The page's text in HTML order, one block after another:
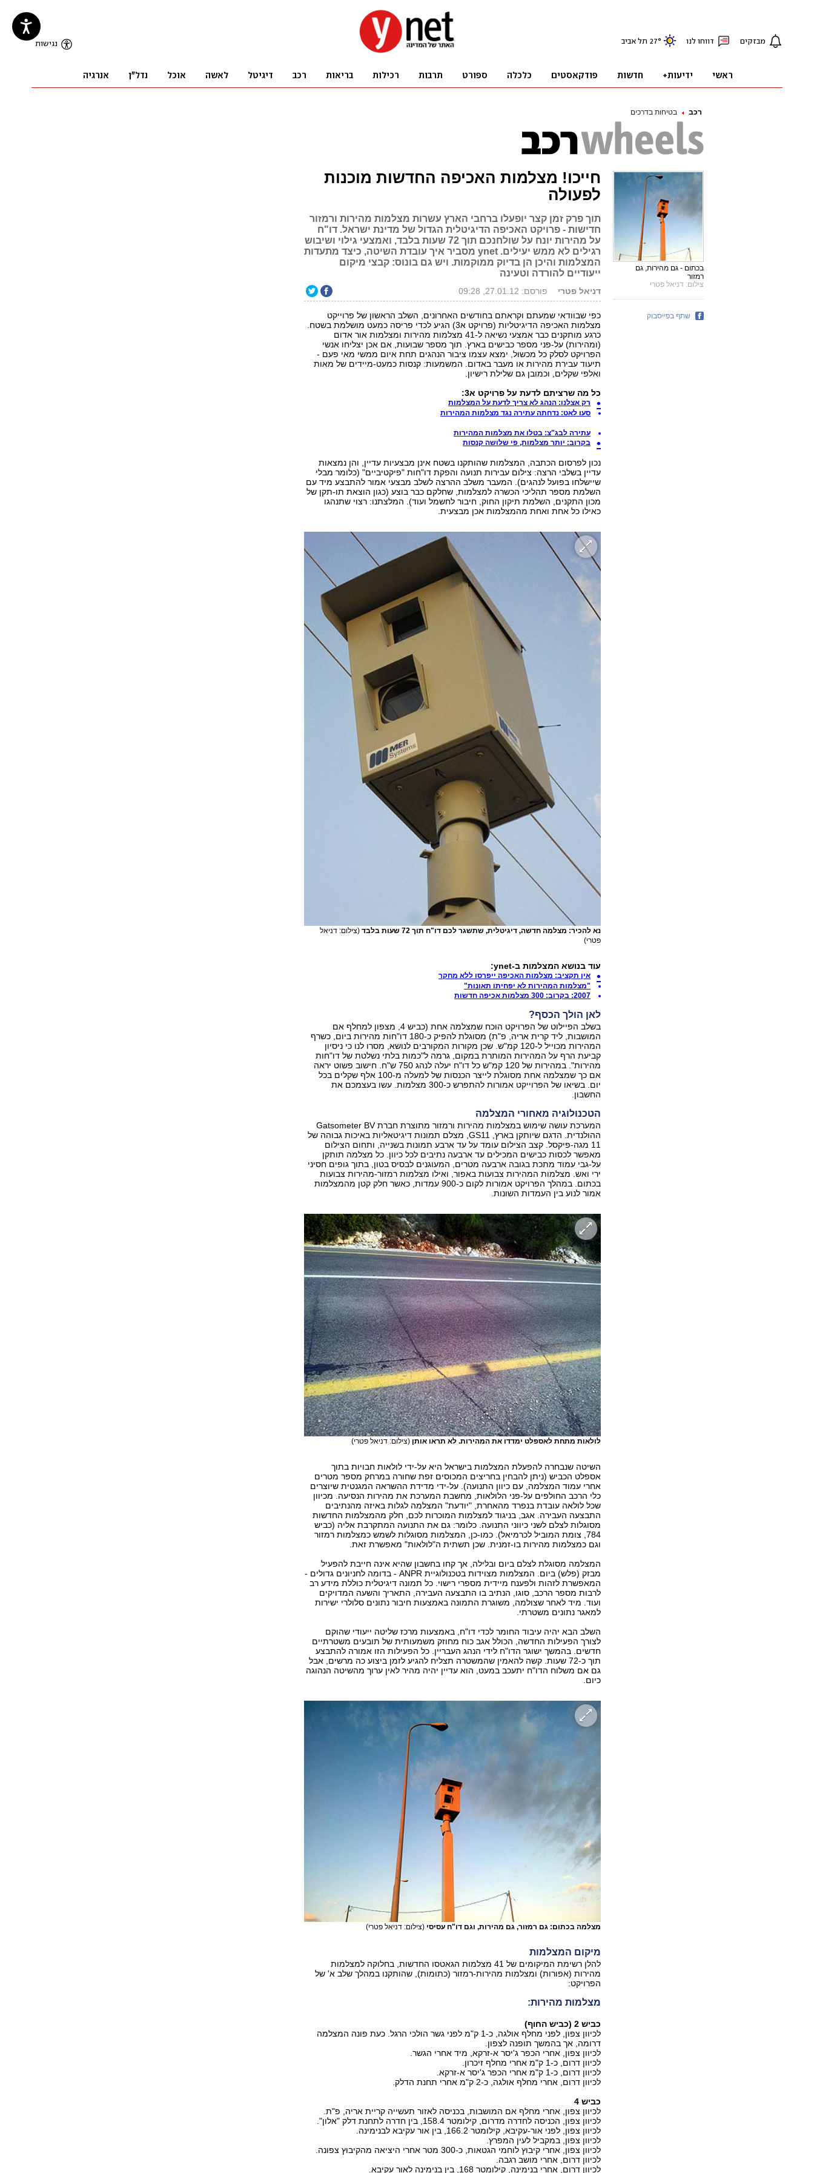
רכב בטיחות בדרכים
חייכו! מצלמות האכיפה החדשות מוכנות
לפעולה
תוך פרק זמן קצר יופעלו ברחבי הארץ עשרות מצלמות מהירות ורמזור
חדישות - פרויקט האכיפה הדיגיטלית הגדול של מדינת ישראל. דו"ח
על מהירות יונח על שולחנכם תוך 72 שעות בלבד, ואמצעי גילוי ושיבוש
רגילים לא ממש יעילים. ynet מסביר איך עובדת השיטה, כיצד מתעדות
המצלמות והיכן הן בדיוק ממוקמות. ויש גם בונוס: קבצי מיקום
ייעודיים להורדה וטעינה
דניאל פטרי פורסם: 27.01.12, 09:28
כפי שבוודאי שמעתם וקראתם בחודשים האחרונים, השלב הראשון של פרוייקט
מצלמות האכיפה הדיגיטליות (פרויקט א3) הגיע לכדי פריסה כמעט מושלמת בשטח.
כרגע מותקנים כבר אמצעי נשיאה ל-41 מצלמות מהירות ומצלמות אור אדום
(ומהירות) על-פני מספר כבישים בארץ. תוך מספר שבועות, אם אכן יצליחו אנשי
הפרויקט לסלק כל מכשול, ימצא עצמו ציבור הנהגים תחת איום ממשי מאי פעם -
תיעוד עבירת מהירות או מעבר באדום. המשמעות: קנסות כמעט-מיידים של מאות
ואלפי שקלים, וכמובן גם שלילת רישיון.
כל מה שרציתם לדעת על פרויקט א3:
רק אצלנו: הנהג לא צריך לדעת על המצלמות
סעו לאט: נדחתה עתירה נגד מצלמות המהירות
עתירה לבג"צ: בטלו את מצלמות המהירות
בקרוב: יותר מצלמות, פי שלושה קנסות
נכון לפרסום הכתבה, המצלמות שהותקנו בשטח אינן מבצעיות עדיין, והן נמצאות
עדיין בשלבי הרצה: צילום עבירות תנועה והפקת דו"חות "פיקטיביים" (כלומר מבלי
שיישלחו בפועל לנהגים). המעבר משלב ההרצה לשלב מבצעי אמור להתבצע מיד עם
השלמת מספר תהליכי הכשרה למצלמות, שחלקם כבר בוצע (כגון הוצאת תו-תקן של
מכון התקנים, השלמת תיקון החוק, חיבור לחשמל ועוד). המלצתנו: רצוי שתנהגו
כאילו כל אחת ואחת מהמצלמות אכן מבצעית.
נא להכיר: מצלמה חדשה, דיגיטלית, שתשגר לכם דו"ח תוך 72 שעות בלבד
(צילום: דניאל
פטרי)
עוד בנושא המצלמות ב-ynet:
אין תקציב: מצלמות האכיפה ייפרסו ללא מחקר
"מצלמות המהירות לא יפחיתו תאונות"
2007: בקרוב: 300 מצלמות אכיפה חדשות
לאן הולך הכסף?
בשלב הפיילוט של הפרויקט הוכח שמצלמה אחת (כביש 4, מצפון למחלף אם
המושבות, ליד קרית אריה, פ"ת) מסוגלת להפיק כ-180 דו"חות מהירות ביום, כשרף
המהירות מכוייל ל-120 קמ"ש. שכן מקורות המקורבים לנושא, מסרו לנו כי ניסיון
קביעת הרף על המהירות המותרת במקום, גרמה ל"כמות בלתי נשלטת של דו"חות
מהירות". במהירות של 120 קמ"ש כל דו"ח יעלה לנהג 750 ש"ח. חישוב פשוט יראה
אם כך שמצלמה אחת מסוגלת לייצר הכנסות של למעלה מ-100 אלף שקלים בכל
יום. בשיאו של הפרוייקט אמורות להתפרש כ-300 מצלמות. עשו בעצמכם את
החשבון.
הטכנולוגיה מאחורי המצלמה
המערכת עושה שימוש במצלמות מהירות ורמזור מתוצרת חברת Gatsometer BV
ההולנדית. הדגם שיותקן בארץ, GS11, מצלם תמונות דיגיטאליות באיכות גבוהה של
11 מגה-פיקסל. קצב הצילום עומד על עד ארבע תמונות בשנייה, ותחום הצילום
מאפשר לכסות כבישים המכילים עד ארבעה נתיבים לכל כיוון. כל מצלמה תותקן
על-גבי עמוד מתכת בגובה ארבעה מטרים, המעוגנים לבסיס בטון, בתוך גופים חסיני
ירי ואש. מצלמות המהירות צבועות באפור, ואילו מצלמות רמזור-מהירות צבועות
בכתום. במהלך הפרויקט אמורות לקום כ-900 עמדות, כאשר חלק קטן מהמצלמות
אמור לנוע בין העמדות השונות.
לולאות מתחת לאספלט ימדדו את המהירות. לא תראו אותן (צילום: דניאל פטרי)
השיטה שנבחרה להפעלת המצלמות בישראל היא על-ידי לולאות חבויות בתוך
אספלט הכביש (ניתן להבחין בחריצים המכוסים זפת שחורה במרחק מספר מטרים
אחרי עמוד המצלמה, עם כיוון התנועה). על-ידי מדידת ההשראה המגנטית שיוצרים
כלי הרכב החולפים על-פני הלולאות, מחשבת המערכת את מהירות הנסיעה. מכיוון
שכל לולאה עובדת בנפרד מהאחרת, "יודעת" המצלמה לגלות באיזה מהנתיבים
התבצעה העבירה. אגב, בניגוד למצלמות המוכרות לכם, חלק מהמצלמות החדשות
מסוגלות לצלם לשני כיווני התנועה. כלומר: גם את התנועה המתקרבת אליה (כביש
784, צומת המוביל לכרמיאל). כמו-כן, המצלמות מסוגלות לשמש כמצלמות רמזור
וגם כמצלמות מהירות בו-זמנית. שכן תשתית ה"לולאות" מאפשרת זאת.
המצלמה מסוגלת לצלם ביום ובלילה, אך קחו בחשבון שהיא אינה חייבת להפעיל
מבזק (פלש) ביום. המצלמות מצוידות בטכנולוגיית ANPR - בדומה לחניונים גדולים -
המאפשרת לזהות ולפענח מיידית מספרי רישוי. כל תמונה דיגיטלית כוללת מידע רב
לרבות מספר הרכב, סוגו, הנתיב בו התבצעה העבירה, התאריך והשעה המדויקים
ועוד. מיד לאחר שצולמה, משוגרת התמונה באמצעות חיבור נתונים סלולרי ישירות
למאגר נתונים משטרתי.
השלב הבא יהיה עיבוד החומר לכדי דו"ח, באמצעות מרכז שליטה ייעודי שהוקם
לצורך הפעילות החדשה, הכולל אגב כוח מחוזק משמעותית של תובעים משטרתיים
חדשים. בהמשך ישוגר הדו"ח לידי הנהג העבריין. כל הפעילות הזו אמורה להתבצע
תוך כ-72 שעות. קשה להאמין שהמשטרה תצליח להגיע לזמן ביצוע כה מרשים, אבל
גם אם משלוח הדו"ח יתעכב במעט, הוא עדיין יהיה מהיר לאין ערוך מהשיטה הנהוגה
כיום.
מצלמה בכתום: גם רמזור, גם מהירות, וגם דו"ח עסיסי (צילום: דניאל פטרי)
מיקום המצלמות
להלן רשימת המיקומים של 41 מצלמות הגאטסו החדשות, בחלוקה למצלמות
מהירות (אפורות) ומצלמות מהירות-רמזור (כתומות), שהותקנו במהלך שלב א' של
הפרויקט:
מצלמות מהירות:
כביש 2 (כביש החוף)
לכיוון צפון, לפני מחלף אולגה, כ-1 ק"מ לפני גשר הולכי הרגל. כעת פונה המצלמה
דרומה, אך בהמשך תופנה לצפון.
לכיוון צפון, אחרי הכפר ג'יסר א-זרקא, מיד אחרי הגשר.
לכיוון דרום, כ-1 ק"מ אחרי מחלף זיכרון.
לכיוון דרום, כ-1 ק"מ אחרי הכפר ג'יסר א-זרקא.
לכיוון דרום, אחרי מחלף אולגה, כ-2 ק"מ אחרי תחנת הדלק.
כביש 4
לכיוון צפון, אחרי מחלף אם המושבות, בכניסה לאזור תעשייה קריית אריה, פ"ת.
לכיוון צפון, הכניסה לחדרה מדרום, קילומטר 158.4, בין חדרה לתחנת דלק "אלון".
לכיוון צפון, לפני אור-עקיבא, קילומטר 166.2, בין אור עקיבא לבנימינה.
לכיוון צפון, במקביל לעין המפרץ.
לכיוון צפון, אחרי קיבוץ לוחמי הגטאות, כ-300 מטר אחרי היציאה מהקיבוץ צפונה.
לכיוון דרום, אחרי מושב רגבה.
לכיוון דרום, אחרי בנימינה, קילומטר 168, בין בנימינה לאור עקיבא.
בכתום - גם מהירות, גם
רמזור
צילום: דניאל פטרי
שתף בפייסבוק